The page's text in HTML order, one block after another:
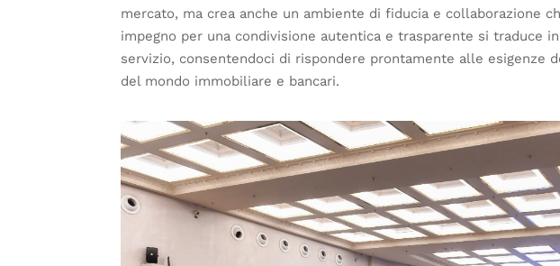
mercato, ma crea anche un ambiente di fiducia e collaborazione
impegno per una condivisione autentica e trasparente si traduce
servizio, consentendoci di rispondere prontamente alle esigenze
del mondo immobiliare e bancari.